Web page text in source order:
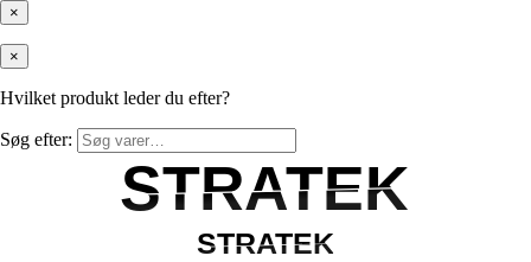
×
×
Hvilket produkt leder du efter?
Søg efter:
STRATEK
STRATEK
STRATEK
STRATEK